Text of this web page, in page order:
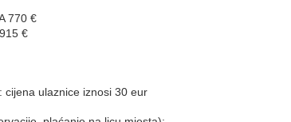
770 €
€
cijena ulaznice iznosi 30 eur